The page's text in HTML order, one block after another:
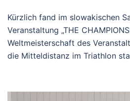
Kürzlich fand im slowakischen
Veranstaltung „THE
Weltmeisterschaft des
die Mitteldistanz im Triathlon